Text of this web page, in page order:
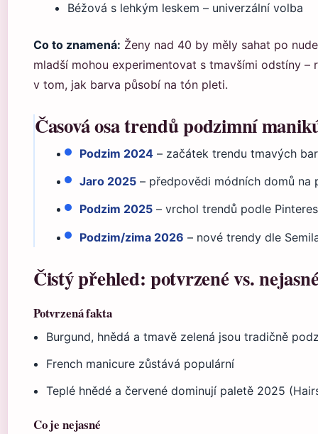
Béžová s lehkým leskem – univerzální volba
Co to znamená: Ženy nad 40 by měly sahat po
mladší mohou experimentovat s tmavšími odstíny –
v tom, jak barva působí na tón pleti.
Časová osa trendů podzimní
Podzim 2024 – začátek trendu tmavých
Jaro 2025 – předpovědi módních domů na
Podzim 2025 – vrchol trendů podle
Podzim/zima 2026 – nové trendy dle
Čistý přehled: potvrzené vs.
Potvrzená fakta
Burgund, hnědá a tmavě zelená jsou tradičně
French manicure zůstává populární
Teplé hnědé a červené dominují paletě 2025
Co je nejasné